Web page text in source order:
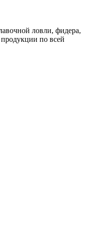
ловли, фидера,
по всей